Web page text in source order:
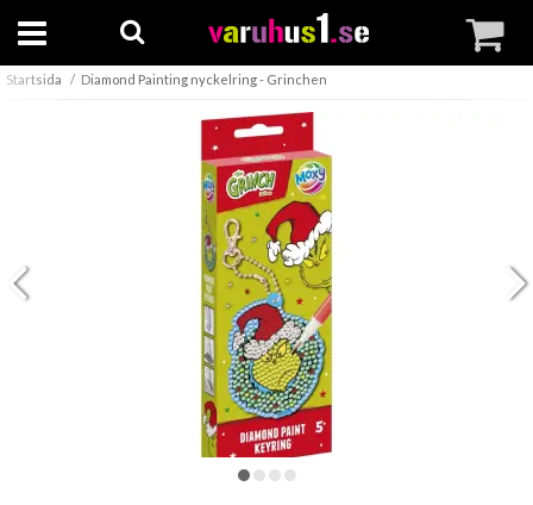
Startsida Diamond Painting nyckelring - Grinchen